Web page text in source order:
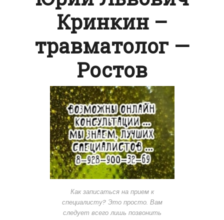
Кринкин –
травматолог —
Ростов
Как записаться на прием к
специалисту? Это просто. Вам
следует всего лишь позвонить